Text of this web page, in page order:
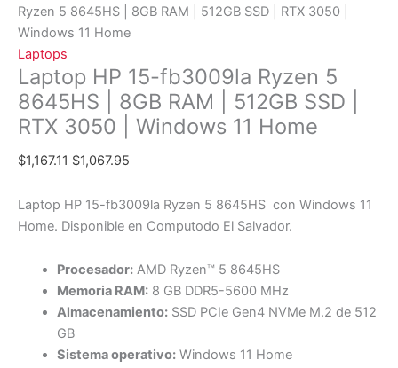
Ryzen 5 8645HS | 8GB RAM | 512GB SSD | RTX 3050 |
Windows 11 Home
Laptops
Laptop HP 15-fb3009la Ryzen 5
8645HS | 8GB RAM | 512GB SSD |
RTX 3050 | Windows 11 Home
$1,167.11 $1,067.95
Laptop HP 15-fb3009la Ryzen 5 8645HS con Windows 11
Home. Disponible en Computodo El Salvador.
Procesador:AMD Ryzen™ 5 8645HS
Memoria RAM:8 GB DDR5-5600 MHz
Almacenamiento:SSD PCIe Gen4 NVMe M.2 de 512
GB
Sistema operativo:Windows 11 Home